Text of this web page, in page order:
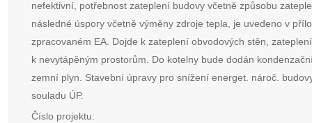
nefektivní, potřebnost zateplení budovy včetně způsobu
následné úspory včetně výměny zdroje tepla, je uvedeno v
zpracovaném EA. Dojde k zateplení obvodových stěn,
k nevytápěným prostorům. Do kotelny bude dodán
zemní plyn. Stavební úpravy pro snížení energet. nároč.
souladu ÚP.
Číslo projektu: